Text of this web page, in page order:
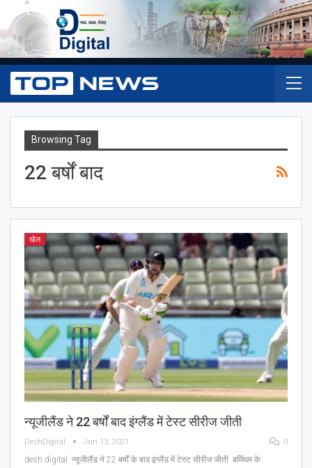
Browsing Tag
22 बर्षों बाद
खेल
न्यूजीलैंड ने 22 बर्षों बाद इंग्लैंड में टेस्ट सीरीज जीती
DeshDigital Jun 13, 2021 0
desh digital न्यूजीलैंड ने 22 बर्षों के बाद इंग्लैंड में टेस्ट सीरीज जीती बर्मिघम के